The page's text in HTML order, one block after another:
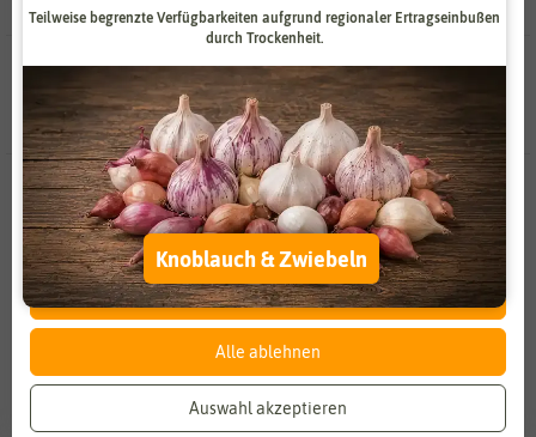
4 Ergebnissegefunden
-20%
Informationen zur Verwendung personenbezogener Daten und
den Diensten erklären wir in unsererDaten­schutz­erklärung
Essenziell Statistik
Zahlungsdienstleister Marketing
Externe Medien Funktional
Weitere Einstellungen
Alle akzeptieren
Alle ablehnen
Auswahl akzeptieren
Teilweise begrenzte Verfügbarkeiten aufgrund regionaler Ertragseinbußen
durch Trockenheit.
Knoblauch & Zwiebeln